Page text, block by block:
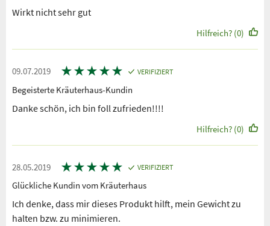
Wirkt nicht sehr gut
Hilfreich? (0)
09.07.2019 ★★★★★ VERIFIZIERT
Begeisterte Kräuterhaus-Kundin
Danke schön, ich bin foll zufrieden!!!!
Hilfreich? (0)
28.05.2019 ★★★★★ VERIFIZIERT
Glückliche Kundin vom Kräuterhaus
Ich denke, dass mir dieses Produkt hilft, mein Gewicht zu
halten bzw. zu minimieren.